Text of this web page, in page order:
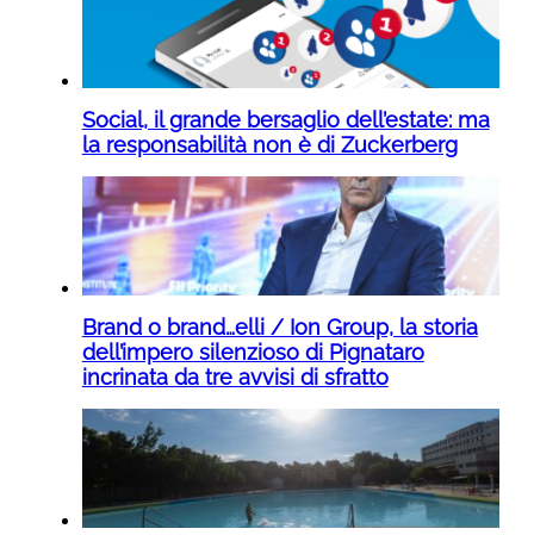
Social, il grande bersaglio dell’estate: ma
la responsabilità non è di Zuckerberg
Brand o brand…elli / Ion Group, la storia
dell’impero silenzioso di Pignataro
incrinata da tre avvisi di sfratto